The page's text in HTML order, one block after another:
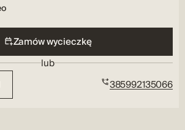
Zamów wycieczkę
lub
385992135066